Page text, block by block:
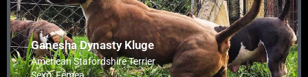
Ganesha Dynasty Kluge
American Stafordshire Terrier